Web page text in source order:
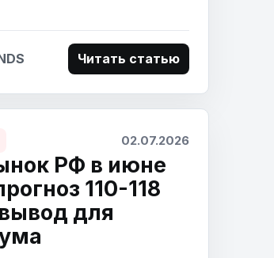
Читать статью
02.07.2026
РФ в июне
110-118
для